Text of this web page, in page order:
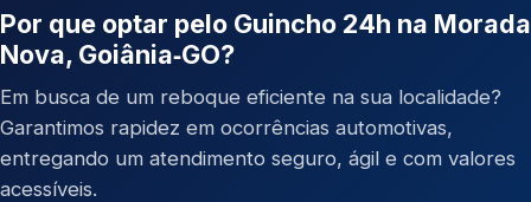
Por que optar pelo Guincho 24h na Morada
Nova, Goiânia‑GO?
Em busca de um reboque eficiente na sua localidade?
Garantimos rapidez em ocorrências automotivas,
entregando um atendimento seguro, ágil e com valores
acessíveis.